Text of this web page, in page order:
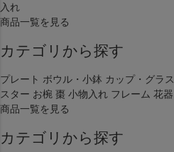
入れ
商品一覧を見る
カテゴリから探す
プレート ボウル・小鉢 カップ・グラス
スター お椀 棗 小物入れ フレーム 花器
商品一覧を見る
カテゴリから探す
レッド
イエロー
在庫なし商品を表示しない